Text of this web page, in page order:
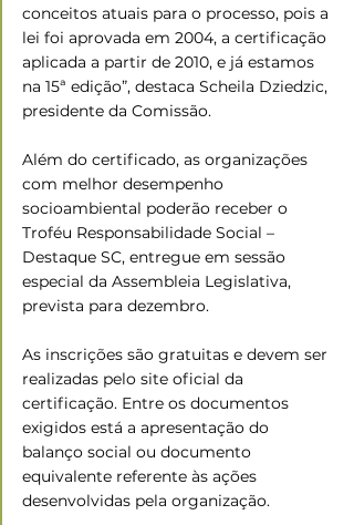
conceitos atuais para o processo, pois a
lei foi aprovada em 2004, a certificação
aplicada a partir de 2010, e já estamos
na 15ª edição”, destaca Scheila Dziedzic,
presidente da Comissão.
Além do certificado, as organizações
com melhor desempenho
socioambiental poderão receber o
Troféu Responsabilidade Social –
Destaque SC, entregue em sessão
especial da Assembleia Legislativa,
prevista para dezembro.
As inscrições são gratuitas e devem ser
realizadas pelo site oficial da
certificação. Entre os documentos
exigidos está a apresentação do
balanço social ou documento
equivalente referente às ações
desenvolvidas pela organização.